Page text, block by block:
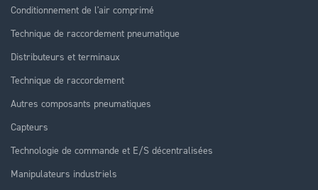
Conditionnement de l'air comprimé
Technique de raccordement pneumatique
Distributeurs et terminaux
Technique de raccordement
Autres composants pneumatiques
Capteurs
Technologie de commande et E/S décentralisées
Manipulateurs industriels